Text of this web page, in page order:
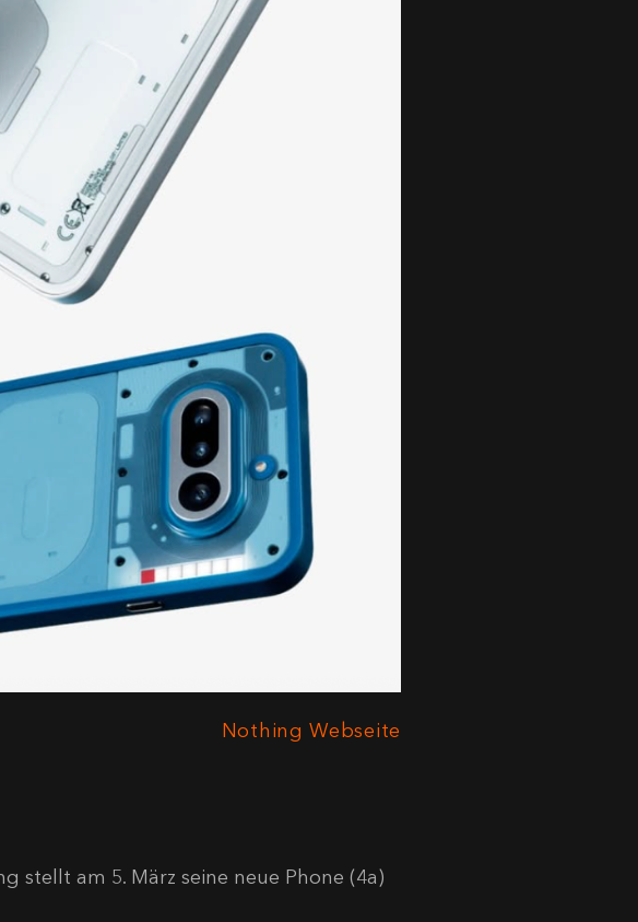
Nothing Webseite
stellt am 5. März seine neue Phone (4a)